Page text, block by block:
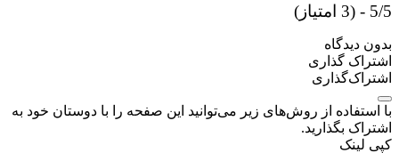
5/5 - (3 امتیاز)
بدون دیدگاه
اشتراک گذاری
اشتراک‌گذاری
با استفاده از روش‌های زیر می‌توانید این صفحه را با دوستان خود به
اشتراک بگذارید.
کپی لینک